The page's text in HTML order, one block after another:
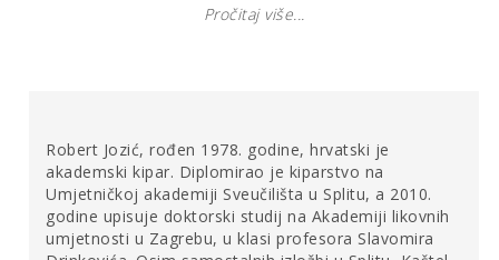
likovni tretman svake „životinje“ i vrsta cjelokupne
to prostorna izdvojenost [„pojedinačnost“] i neka razina
mimetičke likovnosti, prepoznatljivosti, referentnosti
[reprezentativnosti]). S druge strane, prema Claire Bishop,
instalacija (instalacijska umjetnost) zasnovana je na
„onome što se često naziva ‘teatralnim’, ‘imerzivnim’ ili
Pročitaj više...
Robert Jozić, rođen 1978. godine, hrvatski je
akademski kipar. Diplomirao je kiparstvo na
Umjetničkoj akademiji Sveučilišta u Splitu, a 2010.
godine upisuje doktorski studij na Akademiji likovnih
umjetnosti u Zagrebu, u klasi profesora Slavomira